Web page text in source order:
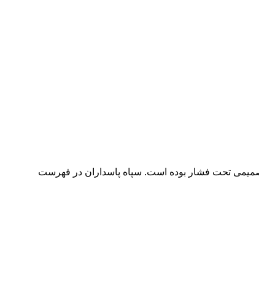
تصمیمی تحت فشار بوده است. سپاه پاسداران در فهرست